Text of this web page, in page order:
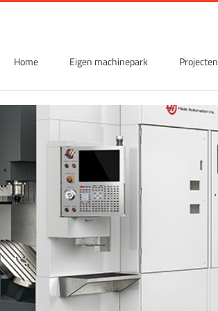
Home Eigen machinepark Projecten